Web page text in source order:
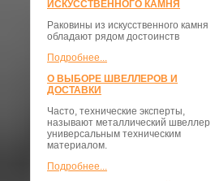
ИСКУССТВЕННОГО КАМНЯ
Раковины из искусственного камня
обладают рядом достоинств
Подробнее...
О ВЫБОРЕ ШВЕЛЛЕРОВ И
ДОСТАВКИ
​Часто, технические эксперты,
называют металлический швеллер
универсальным техническим
материалом.
Подробнее...